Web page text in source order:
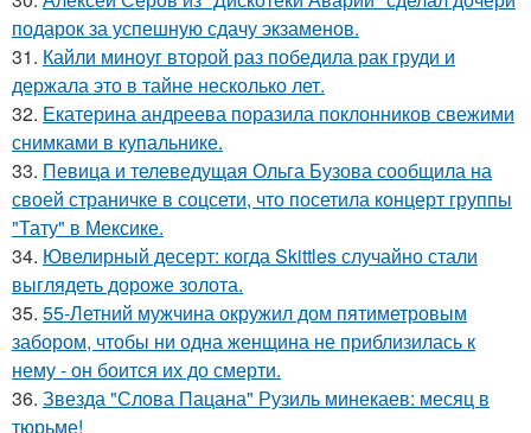
подарок за успешную сдачу экзаменов.
31. Кайли миноуг второй раз победила рак груди и
держала это в тайне несколько лет.
32. Екатерина андреева поразила поклонников свежими
снимками в купальнике.
33. Певица и телеведущая Ольга Бузова сообщила на
своей страничке в соцсети, что посетила концерт группы
"Тату" в Мексике.
34. Ювелирный десерт: когда Skittles случайно стали
выглядеть дороже золота.
35. 55-Летний мужчина окружил дом пятиметровым
забором, чтобы ни одна женщина не приблизилась к
нему - он боится их до смерти.
36. Звезда "Слова Пацана" Рузиль минекаев: месяц в
тюрьме!